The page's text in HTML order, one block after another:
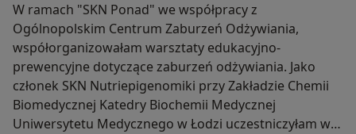
W ramach "SKN Ponad" we współpracy z
Ogólnopolskim Centrum Zaburzeń Odżywiania,
współorganizowałam warsztaty edukacyjno-
prewencyjne dotyczące zaburzeń odżywiania. Jako
członek SKN Nutriepigenomiki przy Zakładzie Chemii
Biomedycznej Katedry Biochemii Medycznej
Uniwersytetu Medycznego w Łodzi uczestniczyłam w